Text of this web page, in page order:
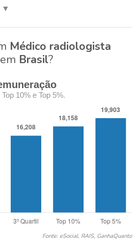
▼
Médico radiologista
em Brasil?
10% e Top 5%.
Fonte: eSocial, RAIS, GanhaQuanto